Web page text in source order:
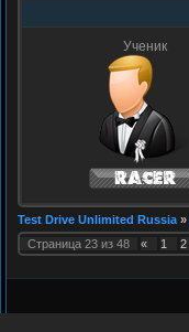
Ученик
Test Drive Unlimited Russia »
Страница 23 из 48 « 1 2